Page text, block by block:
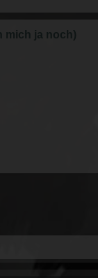
mich ja noch)